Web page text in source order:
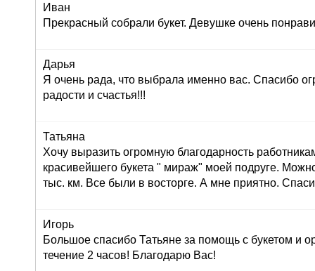
Иван
Прекрасный собрали букет. Девушке очень
Дарья
Я очень рада, что выбрала именно вас. Спасибо
радости и счастья!!!
Татьяна
Хочу выразить огромную благодарность
красивейшего букета " мираж" моей подруге.
тыс. км. Все были в восторге. А мне приятно.
Игорь
Большое спасибо Татьяне за помощь с букетом и
течение 2 часов! Благодарю Вас!